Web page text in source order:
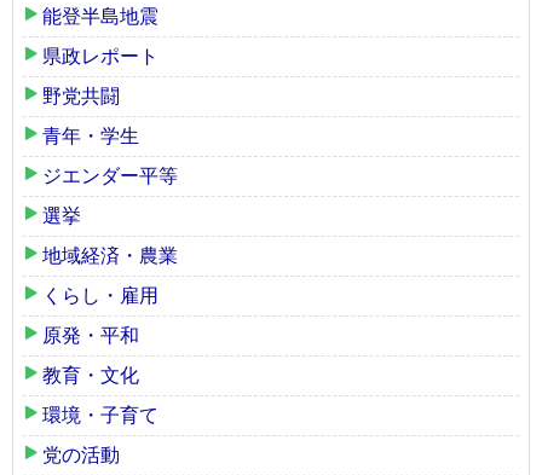
能登半島地震
県政レポート
野党共闘
青年・学生
ジエンダー平等
選挙
地域経済・農業
くらし・雇用
原発・平和
教育・文化
環境・子育て
党の活動